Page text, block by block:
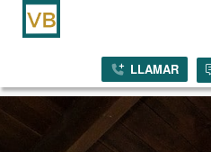
por palanca
LLAMAR